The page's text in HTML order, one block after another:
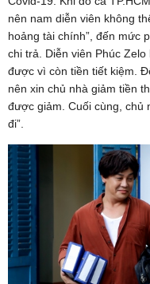
nên nam diễn viên không
hoảng tài chính”, đến mức
chi trả. Diễn viên Phúc Zelo
được vì còn tiền tiết kiệm.
nên xin chủ nhà giảm tiền
được giảm. Cuối cùng, chủ
đi”.